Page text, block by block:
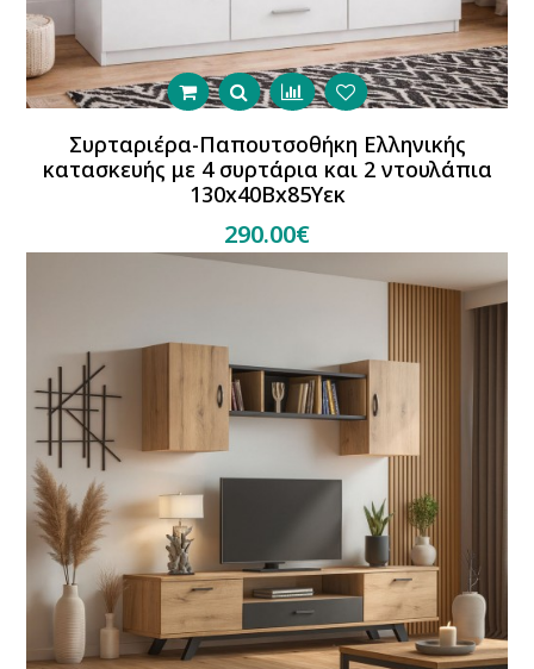
Συρταριέρα-Παπουτσοθήκη Ελληνικής
κατασκευής με 4 συρτάρια και 2 ντουλάπια
130x40Bx85Yεκ
290.00€